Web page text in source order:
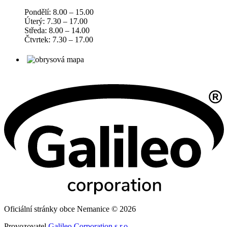
Pondělí: 8.00 – 15.00
Úterý: 7.30 – 17.00
Středa: 8.00 – 14.00
Čtvrtek: 7.30 – 17.00
Oficiální stránky obce Nemanice © 2026